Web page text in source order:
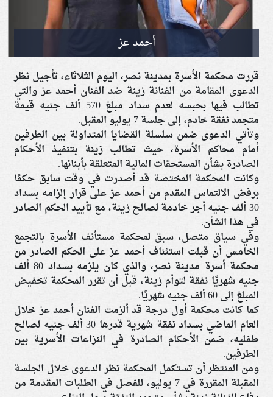
أحمد عز
قررت محكمة الأسرة بمدينة نصر، اليوم الثلاثاء، تأجيل نظر
الدعوى المقامة من الفنانة زينة ضد الفنان أحمد عز والتي
تطالب فيها بحبسه لعدم سداد مبلغ 570 ألف جنيه قيمة
متجمد نفقة خادم، إلى جلسة 7 يوليو المقبل.
وتأتي الدعوى ضمن سلسلة القضايا المتداولة بين الطرفين
أمام محاكم الأسرة، حيث تطالب زينة بتنفيذ الأحكام
الصادرة بشأن المستحقات المالية المتعلقة بأبنائها.
وكانت المحكمة المختصة قد أصدرت في وقت سابق حكمًا
برفض الالتماس المقدم من أحمد عز على قرار إلزامه بسداد
30 ألف جنيه أجر خادمة لصالح زينة، مع تأييد الحكم الصادر
في هذا الشأن.
وفي سياق متصل، سبق لمحكمة مستأنف الأسرة بالتجمع
الخامس أن قبلت استئناف أحمد عز على الحكم الصادر من
محكمة أسرة مدينة نصر، والذي كان يلزمه بسداد 80 ألف
جنيه شهريًا نفقة لتوأم زينة، قبل أن تقرر المحكمة تخفيض
المبلغ إلى 60 ألف جنيه شهريًا.
كما كانت محكمة أول درجة قد ألزمت الفنان أحمد عز خلال
العام الماضي بسداد نفقة شهرية قدرها 30 ألف جنيه لصالح
طفليه، ضمن الأحكام الصادرة في النزاعات الأسرية بين
الطرفين.
ومن المنتظر أن تستكمل المحكمة نظر الدعوى خلال الجلسة
المقبلة المقررة في 7 يوليو، للفصل في الطلبات المقدمة من